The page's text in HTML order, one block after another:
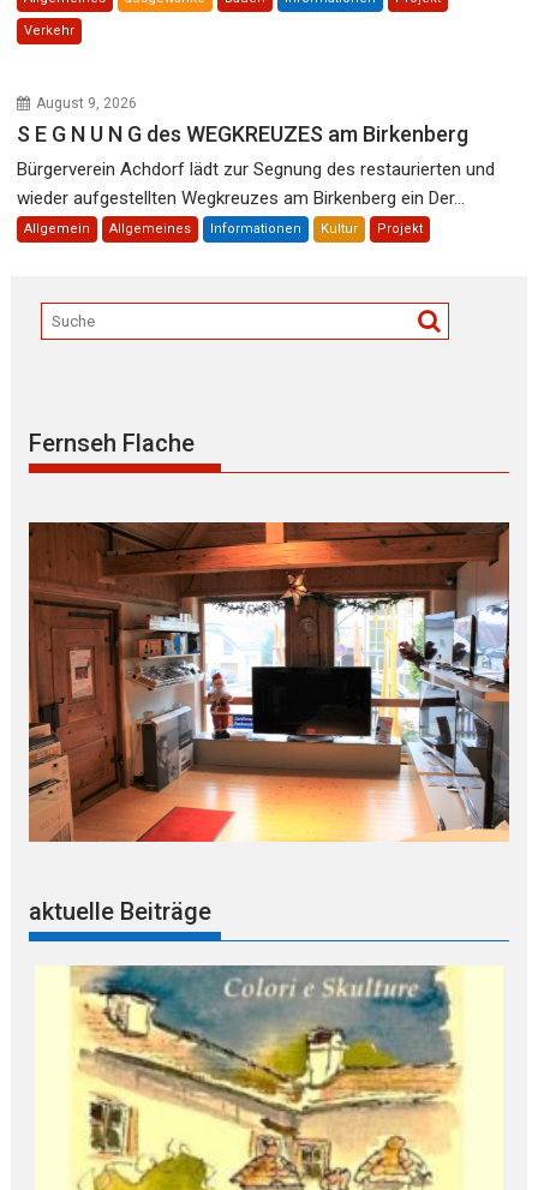
Verkehr
August 9, 2026
S E G N U N G des WEGKREUZES am Birkenberg
Bürgerverein Achdorf lädt zur Segnung des restaurierten und
wieder aufgestellten Wegkreuzes am Birkenberg ein Der...
Allgemein Allgemeines Informationen Kultur Projekt
Fernseh Flache
aktuelle Beiträge